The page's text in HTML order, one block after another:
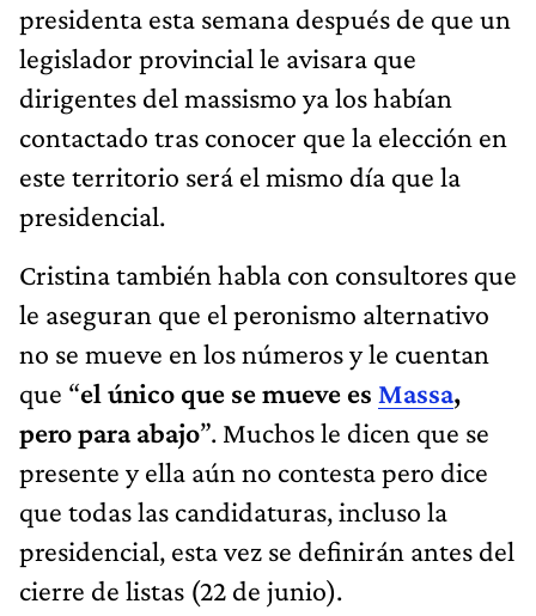
presidenta esta semana después de que un
legislador provincial le avisara que
dirigentes del massismo ya los habían
contactado tras conocer que la elección en
este territorio será el mismo día que la
presidencial.
Cristina también habla con consultores que
le aseguran que el peronismo alternativo
no se mueve en los números y le cuentan
que “el único que se mueve es Massa,
pero para abajo”. Muchos le dicen que se
presente y ella aún no contesta pero dice
que todas las candidaturas, incluso la
presidencial, esta vez se definirán antes del
cierre de listas (22 de junio).